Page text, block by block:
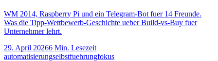
WM 2014, Raspberry Pi und ein Telegram-Bot fuer 14 Freunde.
Was die Tipp-Wettbewerb-Geschichte ueber Build-vs-Buy fuer
Unternehmer lehrt.
29. April 20266 Min. Lesezeit
automatisierungselbstfuehrungfokus